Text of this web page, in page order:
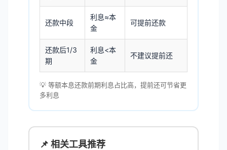
还款中段
利息≈本
金
可提前还款
还款后1/3
期
利息<本
金
不建议提前还
💡 等额本息还款前期利息占比高，提前还可节省更
多利息
📌 相关工具推荐